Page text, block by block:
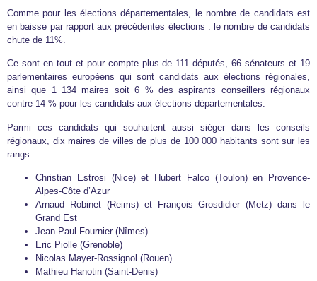
Comme pour les élections départementales, le nombre de candidats est
en baisse par rapport aux précédentes élections : le nombre de candidats
chute de 11%.
Ce sont en tout et pour compte plus de 111 députés, 66 sénateurs et 19
parlementaires européens qui sont candidats aux élections régionales,
ainsi que 1 134 maires soit 6 % des aspirants conseillers régionaux
contre 14 % pour les candidats aux élections départementales.
Parmi ces candidats qui souhaitent aussi siéger dans les conseils
régionaux, dix maires de villes de plus de 100 000 habitants sont sur les
rangs :
Christian Estrosi (Nice) et Hubert Falco (Toulon) en Provence-
Alpes-Côte d’Azur
Arnaud Robinet (Reims) et François Grosdidier (Metz) dans le
Grand Est
Jean-Paul Fournier (Nîmes)
Eric Piolle (Grenoble)
Nicolas Mayer-Rossignol (Rouen)
Mathieu Hanotin (Saint-Denis)